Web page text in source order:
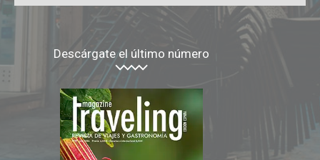
Descárgate el último número